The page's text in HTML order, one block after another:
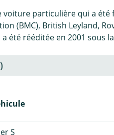
particulière qui a
(BMC), British Leyland,
été rééditée en 2001 sous
S